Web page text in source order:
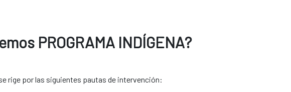
PROGRAMA INDÍGENA?
rige por las siguientes pautas de intervención: